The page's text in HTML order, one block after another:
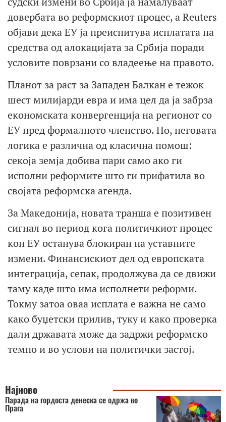
довербата во реформскиот процес, а Reuters
објави дека ЕУ ја преиспитува исплатата на
средства од алокацијата за Србија поради
условите поврзани со владеење на правото.
Планот за раст за Западен Балкан е тежок
шест милијарди евра и има цел да ја забрза
економската конвергенција на регионот со
ЕУ пред формалното членство. Но, неговата
логика е различна од класична помош:
секоја земја добива пари само ако ги
исполни реформите што ги прифатила во
својата реформска агенда.
За Македонија, новата транша е позитивен
сигнал во период кога политичкиот процес
кон ЕУ останува блокиран на уставните
измени. Финансискиот дел од европската
интеграција, сепак, продолжува да се движи
таму каде што има исполнети реформи.
Токму затоа оваа исплата е важна не само
како буџетски прилив, туку и како проверка
дали државата може да задржи реформско
темпо и во услови на политички застој.
Најново
Парада на гордоста денеска се одржа во
Прага